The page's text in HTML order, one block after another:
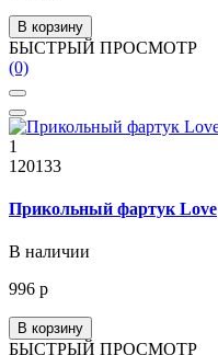
В корзину
БЫСТРЫЙ ПРОСМОТР
(0)
1
120133
Прикольный фартук Love
В наличии
996 р
В корзину
БЫСТРЫЙ ПРОСМОТР